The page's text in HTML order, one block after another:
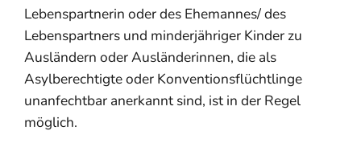
Lebenspartnerin oder des Ehemannes/ des
Lebenspartners und minderjähriger Kinder zu
Ausländern oder Ausländerinnen, die als
Asylberechtigte oder Konventionsflüchtlinge
unanfechtbar anerkannt sind, ist in der Regel
möglich.